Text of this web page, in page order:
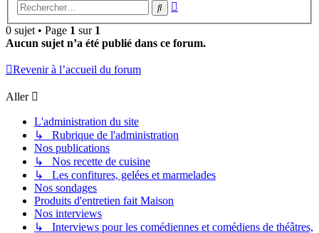
Rechercher
0 sujet • Page 1 sur 1
Aucun sujet n’a été publié dans ce forum.
Revenir à l’accueil du forum
Aller
L'administration du site
↳ Rubrique de l'administration
Nos publications
↳ Nos recette de cuisine
↳ Les confitures, gelées et marmelades
Nos sondages
Produits d'entretien fait Maison
Nos interviews
↳ Interviews pour les comédiennes et comédiens de théâtres,